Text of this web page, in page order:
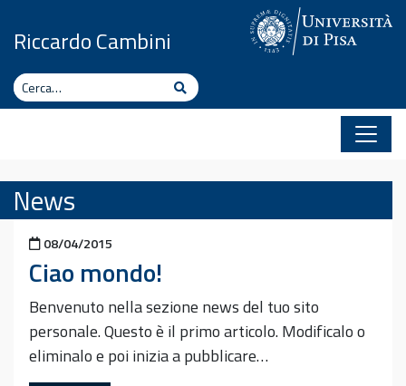
Riccardo Cambini
Cerca Cerca
News
Pubblicato il
08/04/2015
Ciao mondo!
Benvenuto nella sezione news del tuo sito
personale. Questo è il primo articolo. Modificalo o
eliminalo e poi inizia a pubblicare…